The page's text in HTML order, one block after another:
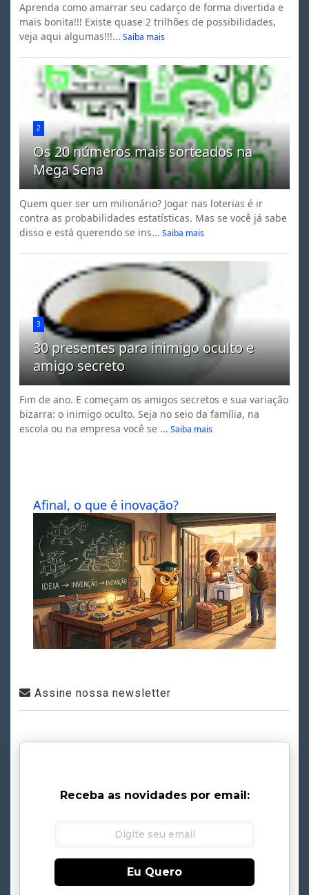
Aprenda como amarrar seu cadarço de forma divertida e
mais bonita!!! Existe quase 2 trilhões de possibilidades,
veja aqui algumas!!!... Saiba mais
2
Os 20 números mais sorteados na
Mega Sena
Quem quer ser um milionário? Jogar nas loterias é ir
contra as probabilidades estatísticas. Mas se você já sabe
disso e está querendo se ins... Saiba mais
3
30 presentes para inimigo oculto e
amigo secreto
Fim de ano. E começam os amigos secretos e sua variação
bizarra: o inimigo oculto. Seja no seio da família, na
escola ou na empresa você se ... Saiba mais
Afinal, o que é inovação?
Assine nossa newsletter
Receba as novidades por email:
Eu Quero